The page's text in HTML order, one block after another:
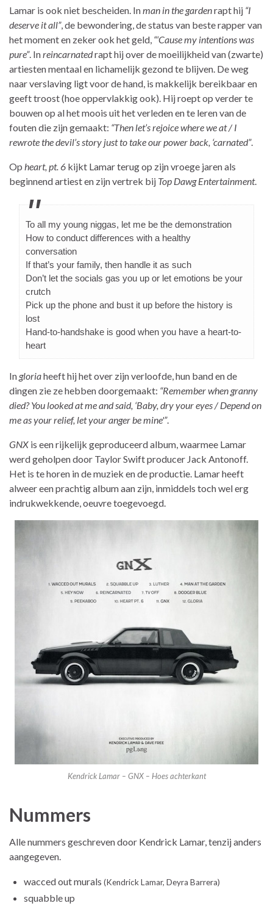
Lamar is ook niet bescheiden. Inman in the gardenrapt hij “I
deserve it all”, de bewondering, de status van beste rapper van
het moment en zeker ook het geld, “‘Cause my intentions was
pure”. Inreincarnatedrapt hij over de moeilijkheid van (zwarte)
artiesten mentaal en lichamelijk gezond te blijven. De weg
naar verslaving ligt voor de hand, is makkelijk bereikbaar en
geeft troost (hoe oppervlakkig ook). Hij roept op verder te
bouwen op al het moois uit het verleden en te leren van de
fouten die zijn gemaakt: “Then let’s rejoice where we at / I
rewrote the devil’s story just to take our power back, ‘carnated”.
Op heart, pt. 6 kijkt Lamar terug op zijn vroege jaren als
beginnend artiest en zijn vertrek bij Top Dawg Entertainment.
To all my young niggas, let me be the demonstration
How to conduct differences with a healthy
conversation
If that’s your family, then handle it as such
Don’t let the socials gas you up or let emotions be your
crutch
Pick up the phone and bust it up before the history is
lost
Hand-to-handshake is good when you have a heart-to-
heart
In gloriaheeft hij het over zijn verloofde, hun band en de
dingen zie ze hebben doorgemaakt: “Remember when granny
died? You looked at me and said, ‘Baby, dry your eyes / Depend on
me as your relief, let your anger be mine'”.
GNX is een rijkelijk geproduceerd album, waarmee Lamar
werd geholpen door Taylor Swift producer Jack Antonoff.
Het is te horen in de muziek en de productie. Lamar heeft
alweer een prachtig album aan zijn, inmiddels toch wel erg
indrukwekkende, oeuvre toegevoegd.
Kendrick Lamar – GNX – Hoes achterkant
Nummers
Alle nummers geschreven door Kendrick Lamar, tenzij anders
aangegeven.
wacced out murals (Kendrick Lamar, Deyra Barrera)
squabble up